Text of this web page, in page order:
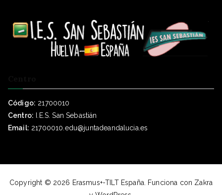
Código: 21700010
Centro: I.E.S. San Sebastián
Email: 21700010.edu@juntadeandalucia.es
Copyright © 2026 Erasmus+-TILT España . Funciona con Zakra